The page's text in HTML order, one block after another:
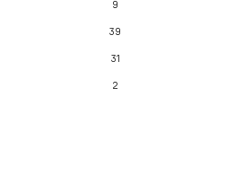
9
39
31
2